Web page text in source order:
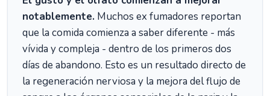
notablemente. Muchos ex fumadores reportan
que la comida comienza a saber diferente - más
vívida y compleja - dentro de los primeros dos
días de abandono. Esto es un resultado directo de
la regeneración nerviosa y la mejora del flujo de